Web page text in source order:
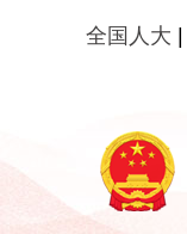
全国人大